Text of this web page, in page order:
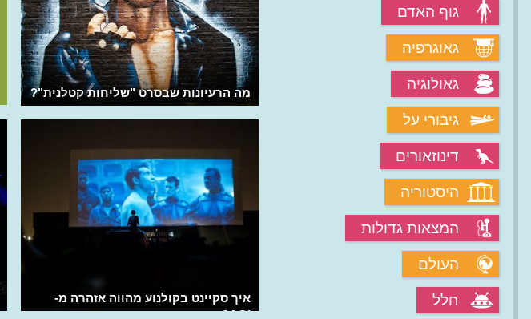
גוף האדם
גאוגרפיה
גאולוגיה
גיבורי על
דינוזאורים
היסטוריה
המצאות גדולות
העולם
חלל
מה הרעיונות שבסרט "שליחות קטלנית"?
איך סקיינט בקולנוע מהווה אזהרה מ-
AGI?